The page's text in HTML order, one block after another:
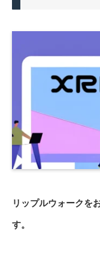
リップルウォークを
す。